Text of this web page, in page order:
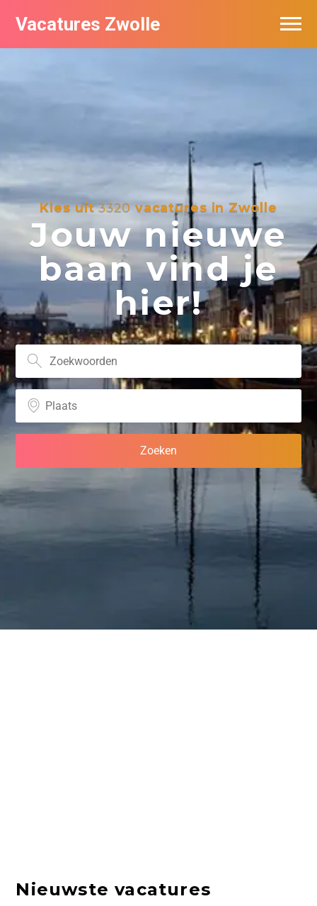
Vacatures Zwolle
Kies uit3320vacatures in Zwolle
Jouw nieuwe
baan vind je
hier!
Nieuwste vacatures
Vacatures per bedrijf